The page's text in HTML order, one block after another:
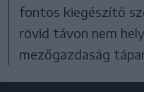
fontos kiegészítő
rövid távon nem
mezőgazdaság